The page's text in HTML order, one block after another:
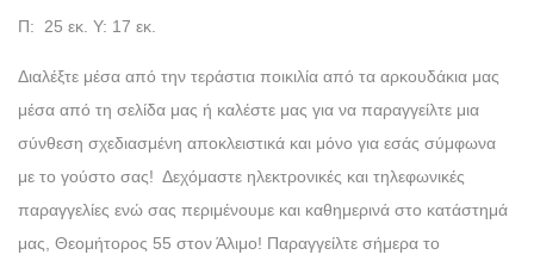
Π: 25 εκ. Υ: 17 εκ.
Διαλέξτε μέσα από την τεράστια ποικιλία από τα αρκουδάκια μας
μέσα από τη σελίδα μας ή καλέστε μας για να παραγγείλτε μια
σύνθεση σχεδιασμένη αποκλειστικά και μόνο για εσάς σύμφωνα
με το γούστο σας! Δεχόμαστε ηλεκτρονικές και τηλεφωνικές
παραγγελίες ενώ σας περιμένουμε και καθημερινά στο κατάστημά
μας, Θεομήτορος 55 στον Άλιμο! Παραγγείλτε σήμερα το